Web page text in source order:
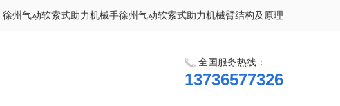
徐州气动软索式助力机械手徐州气动软索式助力机械臂结构及原理
全国服务热线：
13736577326